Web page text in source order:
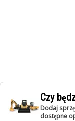
Czy
Dodaj
dostępne